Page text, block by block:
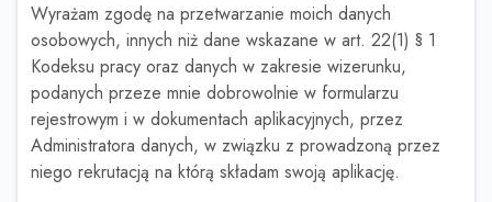
Wyrażam zgodę na przetwarzanie moich danych
osobowych, innych niż dane wskazane w art. 22(1) § 1
Kodeksu pracy oraz danych w zakresie wizerunku,
podanych przeze mnie dobrowolnie w formularzu
rejestrowym i w dokumentach aplikacyjnych, przez
Administratora danych, w związku z prowadzoną przez
niego rekrutacją na którą składam swoją aplikację.